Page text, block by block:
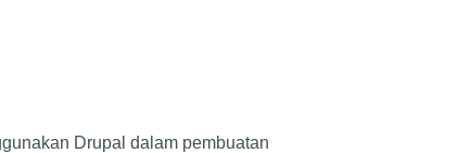
Drupal dalam pembuatan